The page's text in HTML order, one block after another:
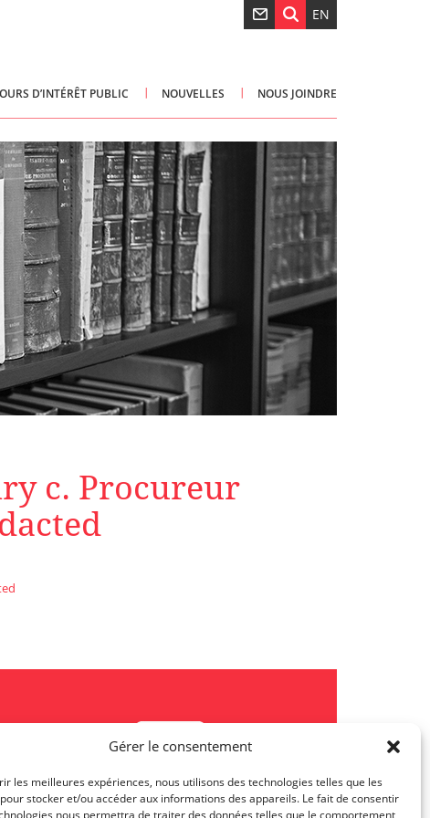
Gérer le consentement
les meilleures expériences, nous utilisons des technologies telles que les
stocker et/ou accéder aux informations des appareils. Le fait de consentir
nous permettra de traiter des données telles que le comportement
EN
D’INTÉRÊT PUBLIC NOUVELLES NOUS JOINDRE
c. Procureur